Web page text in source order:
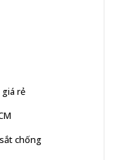
rẻ
chống